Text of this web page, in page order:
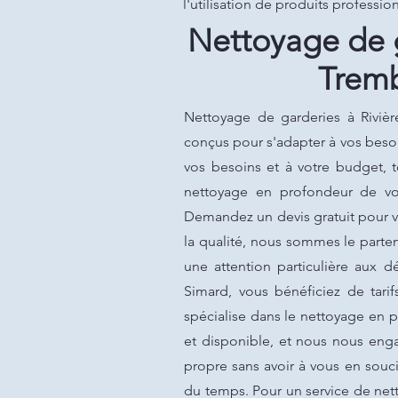
l'utilisation de produits
Nettoyage de
Nettoyage de garderies à
conçus pour s'adapter à vos
vos besoins et à votre budget,
nettoyage en profondeur de
Demandez un devis gratuit pour
la qualité, nous sommes le
une attention particulière aux
Simard, vous bénéficiez de
spécialise dans le nettoyage en
et disponible, et nous nous
propre sans avoir à vous en
du temps. Pour un service de